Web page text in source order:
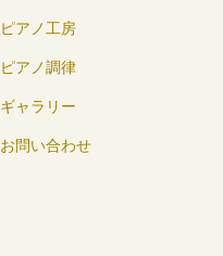
ピアノ工房
ピアノ調律
ギャラリー
お問い合わせ